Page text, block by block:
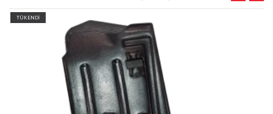
TÜKENDİ